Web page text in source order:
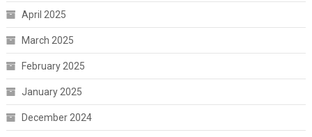
April 2025
March 2025
February 2025
January 2025
December 2024